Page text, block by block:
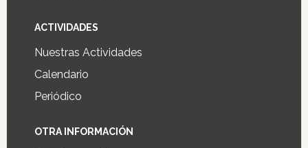
ACTIVIDADES
Nuestras Actividades
Calendario
Periódico
OTRA INFORMACIÓN